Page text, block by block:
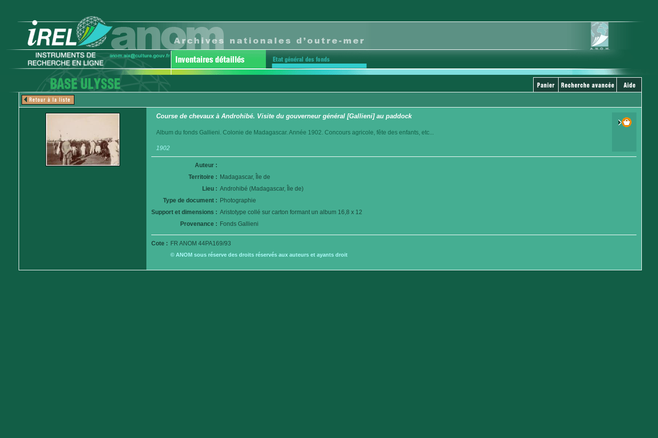
Course de chevaux à Androhibé. Visite du gouverneur général [Gallieni] au paddock
Album du fonds Gallieni. Colonie de Madagascar. Année 1902. Concours agricole, fête des enfants, etc...
1902
Auteur :
Territoire : Madagascar, Île de
Lieu : Androhibé (Madagascar, Île de)
Type de document : Photographie
Support et dimensions : Aristotype collé sur carton formant un album 16,8 x 12
Provenance : Fonds Gallieni
Cote : FR ANOM 44PA169/93
© ANOM sous réserve des droits réservés aux auteurs et ayants droit